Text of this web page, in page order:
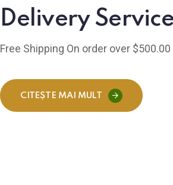
Delivery Service
Free Shipping On order over
CITEȘTE MAI MULT